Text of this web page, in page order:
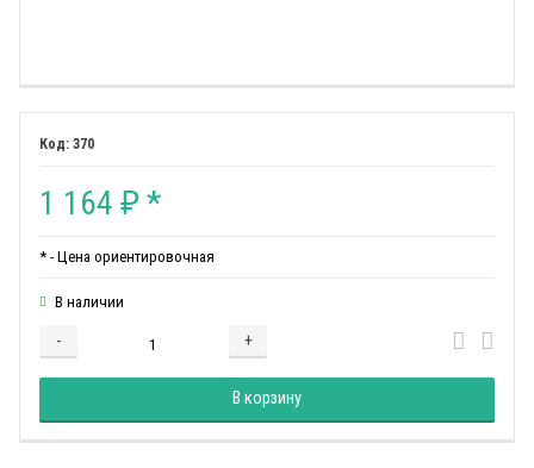
370
1 164 ₽*
* - Цена ориентировочная
В наличии
- +
Добавляется...
В корзину
Добавлен